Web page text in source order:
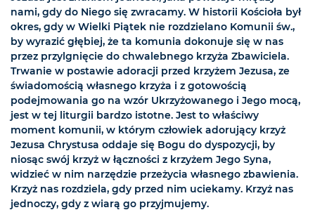
nami, gdy do Niego się zwracamy. W historii Kościoła był
okres, gdy w Wielki Piątek nie rozdzielano Komunii św.,
by wyrazić głębiej, że ta komunia dokonuje się w nas
przez przylgnięcie do chwalebnego krzyża Zbawiciela.
Trwanie w postawie adoracji przed krzyżem Jezusa, ze
świadomością własnego krzyża i z gotowością
podejmowania go na wzór Ukrzyżowanego i Jego mocą,
jest w tej liturgii bardzo istotne. Jest to właściwy
moment komunii, w którym człowiek adorujący krzyż
Jezusa Chrystusa oddaje się Bogu do dyspozycji, by
niosąc swój krzyż w łączności z krzyżem Jego Syna,
widzieć w nim narzędzie przeżycia własnego zbawienia.
Krzyż nas rozdziela, gdy przed nim uciekamy. Krzyż nas
jednoczy, gdy z wiarą go przyjmujemy.